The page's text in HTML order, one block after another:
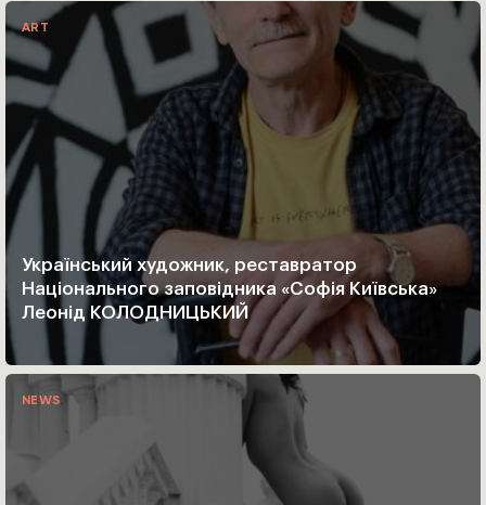
ART
Український художник, реставратор
Національного заповідника «Софія Київська»
Леонід КОЛОДНИЦЬКИЙ
NEWS